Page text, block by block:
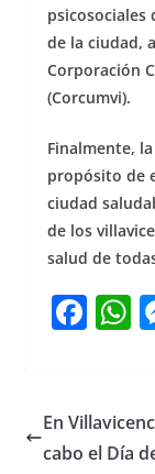
psicosociales
de la ciudad,
Corporación
(Corcumvi).
Finalmente,
propósito de
ciudad
de los
salud de
F
e
b
s
A
En
cabo el Día